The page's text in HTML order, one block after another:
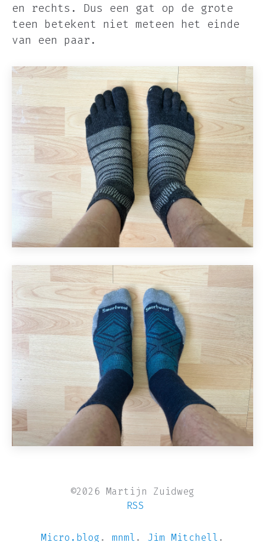
en rechts. Dus een gat op de grote
teen betekent niet meteen het einde
van een paar.
©2026 Martijn Zuidweg
RSS
Micro.blog . mnml . Jim Mitchell .